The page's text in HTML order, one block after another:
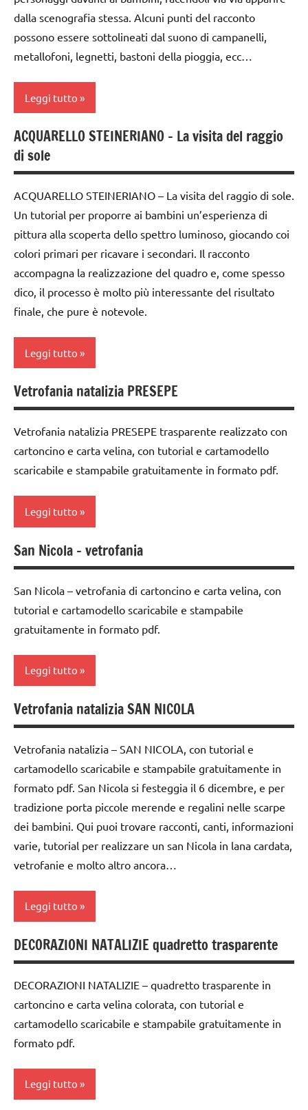
PER ETA'
TUTTI GLI
ARTICOLI
TUTTI GLI
ARGOMENTI
PER ETA'
TUTTI GLI
ARTICOLI
anni
dai
6
FESTE
DELL'ANNO
GUIDA
DIDATTICA
WALDORF
Inverno
e feltro
LINGUAGGIO
Natale
racconti
STAGIONI
TUTORIAL
ARGOMENTI
PER ETA'
TUTTI GLI
dalla scenografia stessa. Alcuni punti del racconto
possono essere sottolineati dal suono di campanelli,
metallofoni, legnetti, bastoni della pioggia, ecc…
Leggi tutto
arte
Waldorf
a 3
anni
dai
3 ai
6
anni
dai
anni
DELL'ANNO
DIDATTICA
WALDORF
Inverno
cardata
LINGUAGGIO
materiale
didattico
Natale
recite
STAGIONI
TUTORIAL
TUTTI GLI
ARGOMENTI
PER ETA'
TUTTI GLI
ARTICOLI
ACQUARELLO STEINERIANO – La visita del raggio
di sole
ACQUARELLO STEINERIANO – La visita del raggio di sole.
Un tutorial per proporre ai bambini un’esperienza di
pittura alla scoperta dello spettro luminoso, giocando coi
colori primari per ricavare i secondari. Il racconto
accompagna la realizzazione del quadro e, come spesso
dico, il processo è molto più interessante del risultato
finale, che pure è notevole.
Leggi tutto
2a
settimana
di
avvento
3a
avvento
acquarello
ARTE
IMMAGINE
arte
Waldorf
dai
3 ai
anni
6
anni
FESTE
DELL'ANNO
GUIDA
DIDATTICA
WALDORF
Inverno
materiale
didattico
per
STAGIONI
TUTTI GLI
PER ETA'
Vetrofania natalizia PRESEPE
Vetrofania natalizia PRESEPE trasparente realizzato con
cartoncino e carta velina, con tutorial e cartamodello
scaricabile e stampabile gratuitamente in formato pdf.
Leggi tutto
arte
Waldorf
carta
6
anni
decorazioni
natalizie
DOWNLOAD
FESTE
DELL'ANNO
WALDORF
Natale
TUTORIAL
TUTTI GLI
ARGOMENTI
PER ETA'
TUTTI GLI
ARTICOLI
San Nicola – vetrofania
San Nicola – vetrofania di cartoncino e carta velina, con
tutorial e cartamodello scaricabile e stampabile
gratuitamente in formato pdf.
Leggi tutto
1a
settimana
di
2a
settimana
di
arte
carta
dai
anni
DOWNLOAD
FESTE
GUIDA
DIDATTICA
Vetrofania natalizia SAN NICOLA
Vetrofania natalizia – SAN NICOLA, con tutorial e
cartamodello scaricabile e stampabile gratuitamente in
formato pdf. San Nicola si festeggia il 6 dicembre, e per
tradizione porta piccole merende e regalini nelle scarpe
dei bambini. Qui puoi trovare racconti, canti, informazioni
varie, tutorial per realizzare un san Nicola in lana cardata,
vetrofanie e molto altro ancora…
Leggi tutto
1a
settimana
di
avvento
2a
settimana
arte
DECORAZIONI NATALIZIE quadretto trasparente
DECORAZIONI NATALIZIE – quadretto trasparente in
cartoncino e carta velina colorata, con tutorial e
cartamodello scaricabile e stampabile gratuitamente in
formato pdf.
Leggi tutto